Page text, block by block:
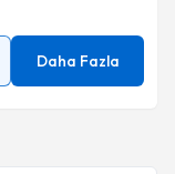
Daha Fazla